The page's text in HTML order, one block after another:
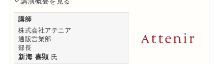
講師
株式会社アテニア
通販営業部
部長
新海 喜顕 氏